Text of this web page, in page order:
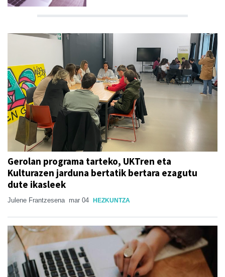
Gerolan programa tarteko, UKTren eta
Kulturazen jarduna bertatik bertara ezagutu
dute ikasleek
Julene Frantzesena mar 04 HEZKUNTZA